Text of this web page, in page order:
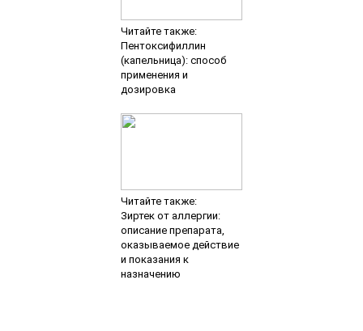
Читайте также:
Пентоксифиллин
(капельница): способ
применения и
дозировка
Читайте также:
Зиртек от аллергии:
описание препарата,
оказываемое действие
и показания к
назначению